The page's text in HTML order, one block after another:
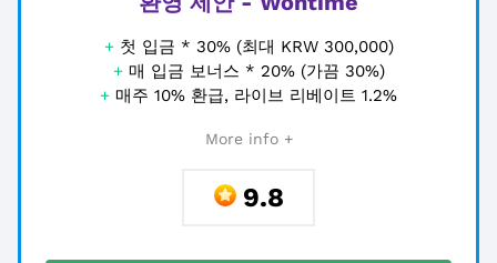
+ 첫 입금 * 30% (최대 KRW 300,000)
+ 매 입금 보너스 * 20% (가끔 30%)
+ 매주 10% 환급, 라이브 리베이트 1.2%
More info +
9.8